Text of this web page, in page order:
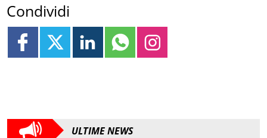
Condividi
ULTIME NEWS